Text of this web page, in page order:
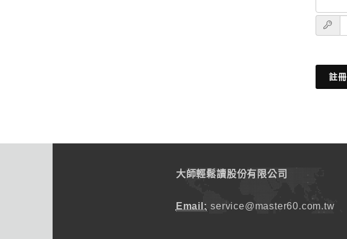
註冊
大師輕鬆讀股份有限公司
Email: service@master60.com.tw